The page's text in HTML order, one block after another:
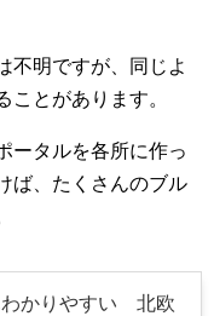
不明ですが、同じよ
ことがあります。
ータルを各所に作っ
ば、たくさんのブル
わかりやすい 北欧